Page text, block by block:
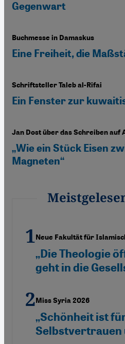
Gegenwart
Buchmesse in Damaskus
Eine Freiheit, die
Schriftsteller Taleb al-Rifai
Ein Fenster zur
Jan Dost über das Schreiben auf
„Wie ein Stück Eisen
Magneten“
Neue Fakultät für
„Die Theologie
geht in die
Miss Syria 2026
„Schönheit ist
Selbstvertrauen